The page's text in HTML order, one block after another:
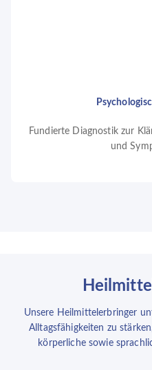
Fundierte Diagnostik zur
und
Unsere Heilmittelerbringer
Alltagsfähigkeiten zu
körperliche sowie